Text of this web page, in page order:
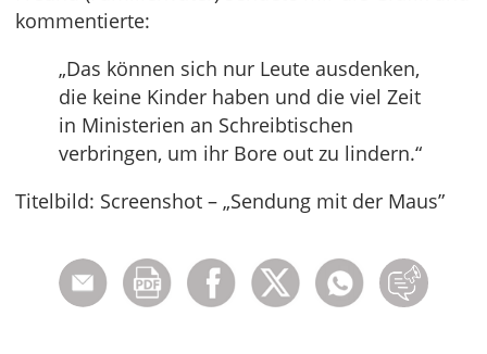
kommentierte:
„Das können sich nur Leute ausdenken,
die keine Kinder haben und die viel Zeit
in Ministerien an Schreibtischen
verbringen, um ihr Bore out zu lindern.“
Titelbild: Screenshot – „Sendung mit der Maus”